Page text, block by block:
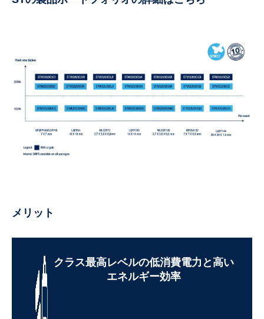
メリット
クラス最高レベルの低消費電力と高い
エネルギー効率